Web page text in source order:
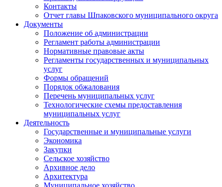
Контакты
Отчет главы Шпаковского муниципального округа
Документы
Положение об администрации
Регламент работы администрации
Нормативные правовые акты
Регламенты государственных и муниципальных
услуг
Формы обращений
Порядок обжалования
Перечень муниципальных услуг
Технологические схемы предоставления
муниципальных услуг
Деятельность
Государственные и муниципальные услуги
Экономика
Закупки
Сельское хозяйство
Архивное дело
Архитектура
Муниципальное хозяйство